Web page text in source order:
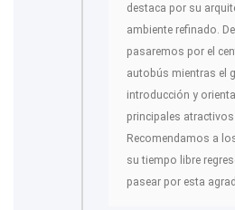
destaca por su
ambiente refinado.
pasaremos por el
autobús mientras el
introducción y
principales atractivos
Recomendamos a
su tiempo libre
pasear por esta